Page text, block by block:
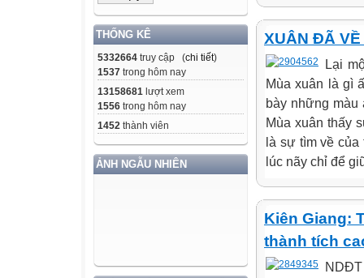
THỐNG KÊ
5332664 truy cập (chi tiết)
1537 trong hôm nay
13158681 lượt xem
1556 trong hôm nay
1452 thành viên
ẢNH NGẪU NHIÊN
XUÂN ĐÃ VỀ
Lại
Mùa xuân là gì
bày những
Mùa xuân thấy
là sự tìm về
lúc nãy chỉ để
Kiên Giang:
thành tích